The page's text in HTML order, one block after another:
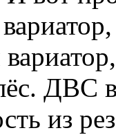
ДВС
из